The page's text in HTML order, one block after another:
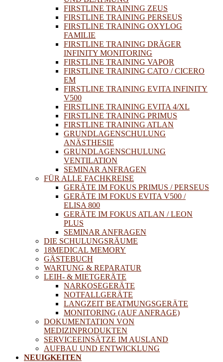
FIRSTLINE TRAINING ZEUS
FIRSTLINE TRAINING PERSEUS
FIRSTLINE TRAINING OXYLOG
FAMILIE
FIRSTLINE TRAINING DRÄGER
INFINITY MONITORING
FIRSTLINE TRAINING VAPOR
FIRSTLINE TRAINING CATO / CICERO
EM
FIRSTLINE TRAINING EVITA INFINITY
V500
FIRSTLINE TRAINING EVITA 4/XL
FIRSTLINE TRAINING PRIMUS
FIRSTLINE TRAINING ATLAN
GRUNDLAGENSCHULUNG
ANÄSTHESIE
GRUNDLAGENSCHULUNG
VENTILATION
SEMINAR ANFRAGEN
FÜR ALLE FACHKREISE
GERÄTE IM FOKUS PRIMUS / PERSEUS
GERÄTE IM FOKUS EVITA V500 /
ELISA 800
GERÄTE IM FOKUS ATLAN / LEON
PLUS
SEMINAR ANFRAGEN
DIE SCHULUNGSRÄUME
18MEDICAL MEMORY
GÄSTEBUCH
WARTUNG & REPARATUR
LEIH- & MIETGERÄTE
NARKOSEGERÄTE
NOTFALLGERÄTE
LANGZEIT BEATMUNGSGERÄTE
MONITORING (AUF ANFRAGE)
DOKUMENTATION VON
MEDIZINPRODUKTEN
SERVICEEINSÄTZE IM AUSLAND
AUFBAU UND ENTWICKLUNG
NEUIGKEITEN